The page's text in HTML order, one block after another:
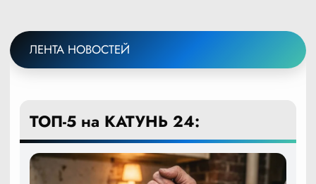
ЛЕНТА НОВОСТЕЙ
ТОП-5 на КАТУНЬ 24: